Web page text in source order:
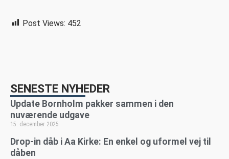
Post Views: 452
SENESTE NYHEDER
Update Bornholm pakker sammen i den
nuværende udgave
15. december 2025
Drop-in dåb i Aa Kirke: En enkel og uformel vej til
dåben